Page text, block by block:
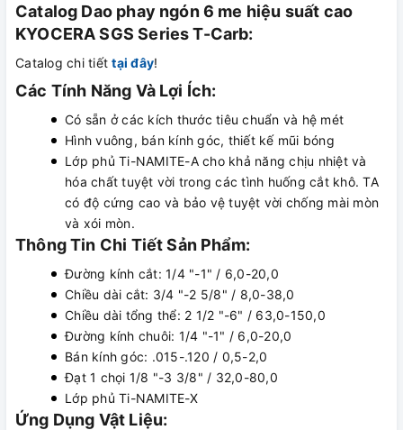
Catalog Dao phay ngón 6 me hiệu suất cao
KYOCERA SGS Series T-Carb:
Catalog chi tiếttại đây!
Các Tính Năng Và Lợi Ích:
Có sẵn ở các kích thước tiêu chuẩn và hệ mét
Hình vuông, bán kính góc, thiết kế mũi bóng
Lớp phủ Ti-NAMITE-A cho khả năng chịu nhiệt và
hóa chất tuyệt vời trong các tình huống cắt khô. TA
có độ cứng cao và bảo vệ tuyệt vời chống mài mòn
và xói mòn.
Thông Tin Chi Tiết Sản Phẩm:
Đường kính cắt: 1/4 "-1" / 6,0-20,0
Chiều dài cắt: 3/4 "-2 5/8" / 8,0-38,0
Chiều dài tổng thể: 2 1/2 "-6" / 63,0-150,0
Đường kính chuôi: 1/4 "-1" / 6,0-20,0
Bán kính góc: .015-.120 / 0,5-2,0
Đạt 1 chọi 1/8 "-3 3/8" / 32,0-80,0
Lớp phủ Ti-NAMITE-X
Ứng Dụng Vật Liệu: